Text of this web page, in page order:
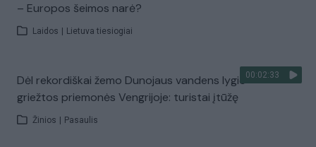
– Europos šeimos narė?
Laidos Lietuva tiesiogiai
00:02:33
Dėl rekordiškai žemo Dunojaus vandens lygio –
griežtos priemonės Vengrijoje: turistai įtūžę
Žinios Pasaulis